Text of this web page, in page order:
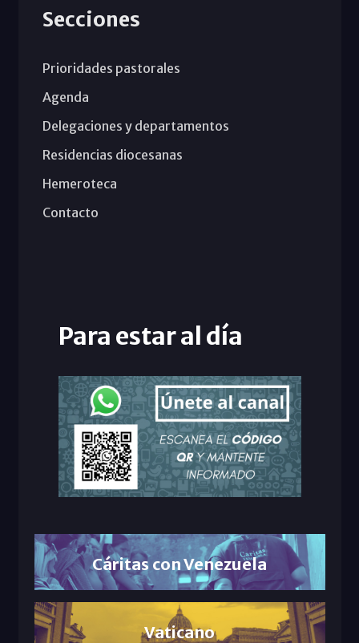
Secciones
Prioridades pastorales
Agenda
Delegaciones y departamentos
Residencias diocesanas
Hemeroteca
Contacto
Para estar al día
Cáritas con Venezuela
Vaticano